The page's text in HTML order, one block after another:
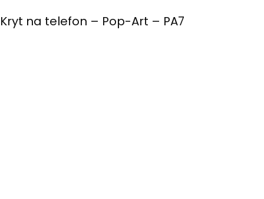
Kryt na telefon – Pop-Art – PA7